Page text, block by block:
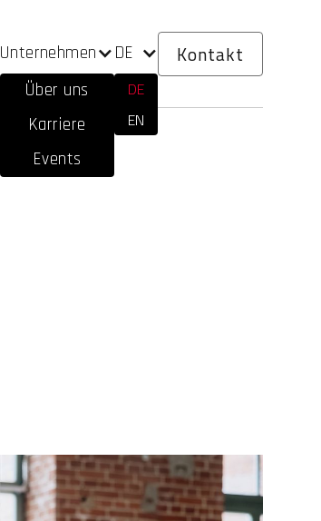
Unternehmen
Über uns
Karriere
Events
DE
DE
EN
Kontakt